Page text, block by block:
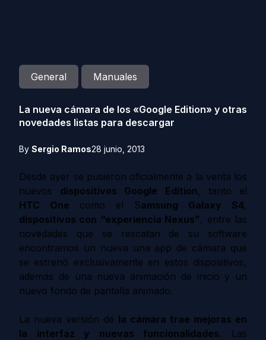
General Manuales
La nueva cámara de los «Google Edition» y otras
novedades listas para descargar
By Sergio Ramos28 junio, 2013
Desde ayer se pusieron oficialmente a la venta los
nuevos dispositivos Google Edition, tanto el
HTC One como el Samsung Galaxy S4,
dispositivos con “experiencia Nexus”, entre las
novedades que se rescatan de su software
encontramos un nueva una app de cámara que
se estrenó exclusivamente en estos dispositivos,
además de una nueva animación de inicio y un
nuevo fondo de pantalla animado.
La nueva versión de la cámara trae mejoras en
la interfaz y nuevas funcionalidades. Las